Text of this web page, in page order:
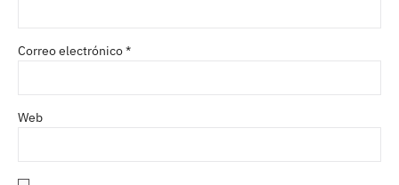
Correo electrónico*
Web